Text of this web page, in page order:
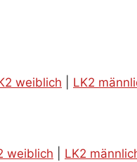
weiblich LK2
weiblich LK2